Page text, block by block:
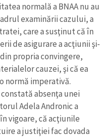
Despre ZdG
на русском
normală a BNAA nu au
examinării cazului, a
care a susţinut că în
de asigurare a acţiunii şi-
propria convingere,
cauzei, şi că ea
normă imperativă.
absenţa unei
Adela Andronic a
vigoare, că acţiunile
a justiţiei fac dovada